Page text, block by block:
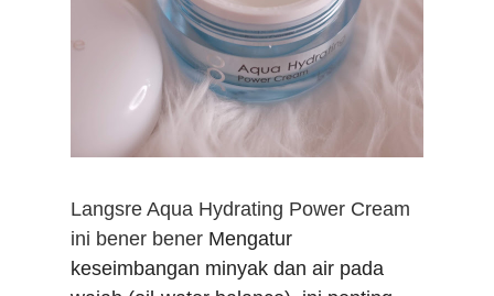
Langsre Aqua Hydrating Power Cream
ini bener bener Mengatur
keseimbangan minyak dan air pada